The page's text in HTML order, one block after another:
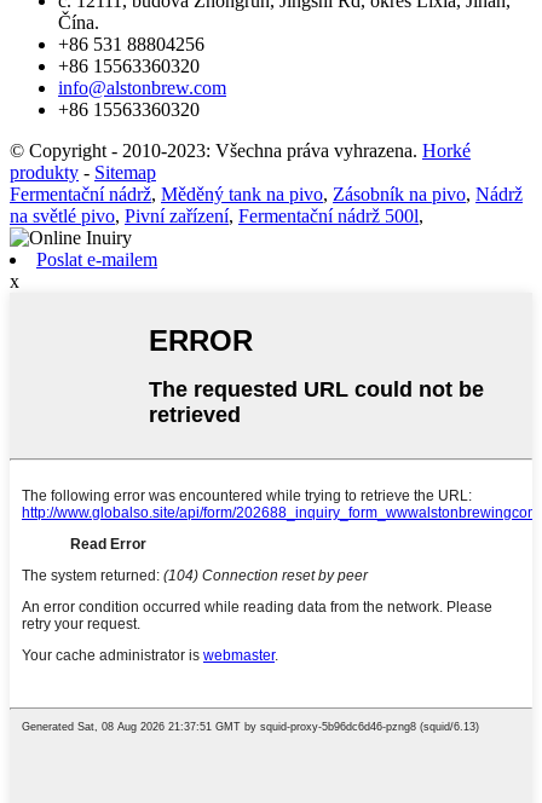
Čína.
+86 531 88804256
+86 15563360320
info@alstonbrew.com
+86 15563360320
© Copyright - 2010-2023: Všechna práva vyhrazena. Horké
produkty - Sitemap
Fermentační nádrž, Měděný tank na pivo, Zásobník na pivo, Nádrž
na světlé pivo, Pivní zařízení, Fermentační nádrž 500l,
Poslat e-mailem
x